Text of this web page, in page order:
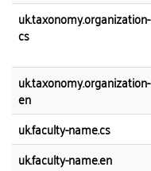
uk.taxonomy.organization-
cs
uk.taxonomy.organization-
en
uk.faculty-name.cs
uk.faculty-name.en